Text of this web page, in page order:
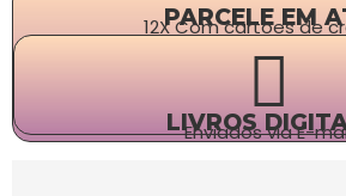
PARCELE EM
12X Com cartões de
LIVROS
Enviados via E-